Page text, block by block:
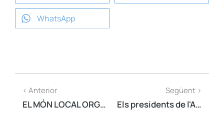
WhatsApp
< Anterior
EL MÓN LOCAL ORGANITZARÀ UN ACTE MUNICIPALISTA PELS DRETS CIVILS, LA LLIBERTAT I LA DEMOCRÀCIA
Següent >
Els presidents de l'AMI i d'Udalbiltza es reuneixen al Port de la Selva per parlar de la situació política de Catalunya